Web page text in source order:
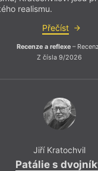
realismu.
Přečíst
Recenze a reflexe–
Z čísla 9/2026
Jiří Kratochvil
Patálie s